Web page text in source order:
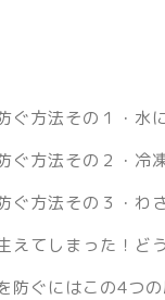
ぐ方法その１・水
ぐ方法その２・冷
ぐ方法その３・わ
えてしまった！ど
防ぐにはこの4つ